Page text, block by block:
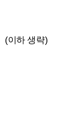
(이하 생략)